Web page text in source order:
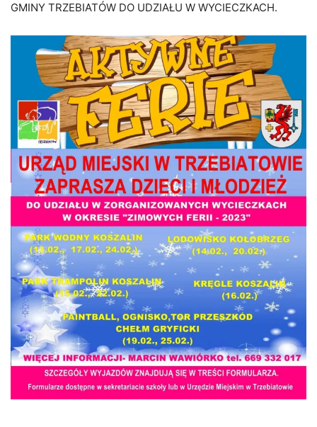
GMINY TRZEBIATÓW DO UDZIAŁU W WYCIECZKACH.